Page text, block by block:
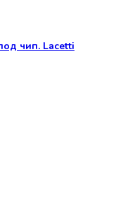
чип. Lacetti